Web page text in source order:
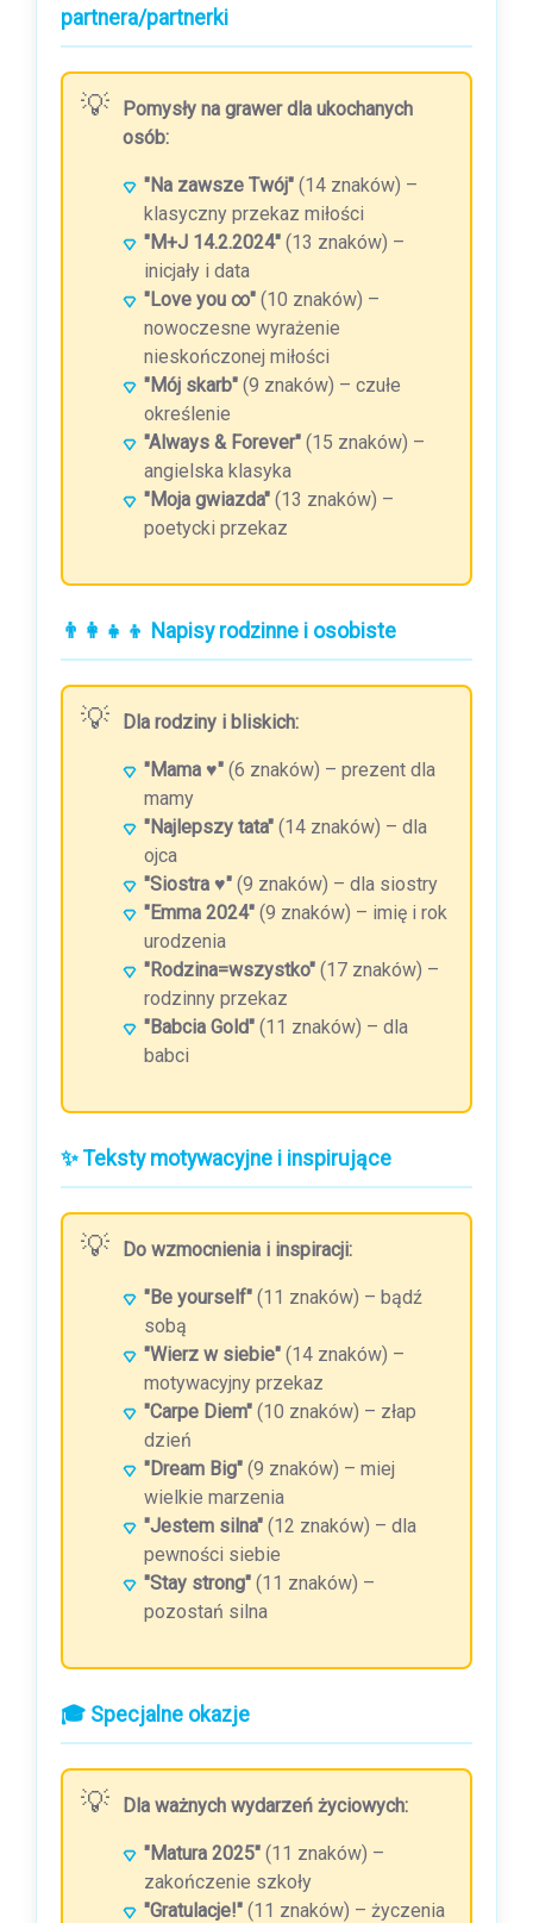
partnera/partnerki
Pomysły na grawer dla ukochanych
osób:
"Na zawsze Twój" (14 znaków) –
klasyczny przekaz miłości
"M+J 14.2.2024" (13 znaków) –
inicjały i data
"Love you ∞" (10 znaków) –
nowoczesne wyrażenie
nieskończonej miłości
"Mój skarb" (9 znaków) – czułe
określenie
"Always & Forever" (15 znaków) –
angielska klasyka
"Moja gwiazda" (13 znaków) –
poetycki przekaz
👨‍👩‍👧‍👦 Napisy rodzinne i osobiste
Dla rodziny i bliskich:
"Mama ♥" (6 znaków) – prezent dla
mamy
"Najlepszy tata" (14 znaków) – dla
ojca
"Siostra ♥" (9 znaków) – dla siostry
"Emma 2024" (9 znaków) – imię i rok
urodzenia
"Rodzina=wszystko" (17 znaków) –
rodzinny przekaz
"Babcia Gold" (11 znaków) – dla
babci
✨ Teksty motywacyjne i inspirujące
Do wzmocnienia i inspiracji:
"Be yourself" (11 znaków) – bądź
sobą
"Wierz w siebie" (14 znaków) –
motywacyjny przekaz
"Carpe Diem" (10 znaków) – złap
dzień
"Dream Big" (9 znaków) – miej
wielkie marzenia
"Jestem silna" (12 znaków) – dla
pewności siebie
"Stay strong" (11 znaków) –
pozostań silna
🎓 Specjalne okazje
Dla ważnych wydarzeń życiowych:
"Matura 2025" (11 znaków) –
zakończenie szkoły
"Gratulacje!" (11 znaków) – życzenia